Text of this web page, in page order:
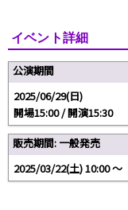
イベント詳細
公演期間
2025/06/29(日)
開場15:00 / 開演15:30
販売期間: 一般発売
2025/03/22(土) 10:00 〜